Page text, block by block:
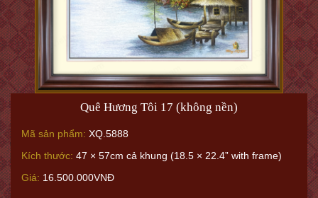
Quê Hương Tôi 17 (không nền)
Mã sản phẩm: XQ.5888
Kích thước: 47 × 57cm cả khung (18.5 × 22.4” with frame)
Giá: 16.500.000VNĐ